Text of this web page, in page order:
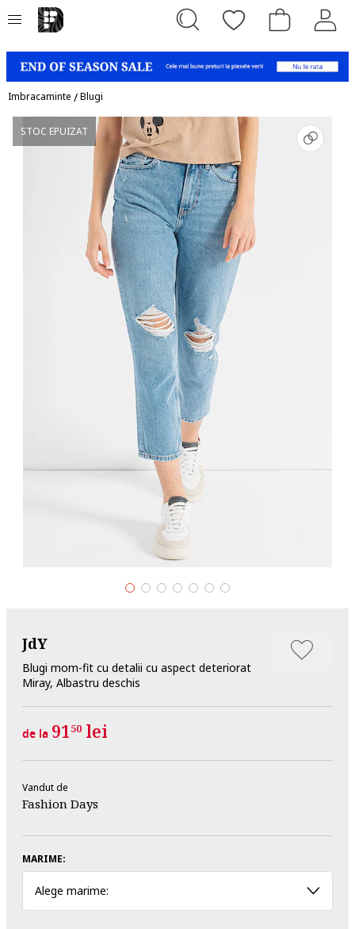
Imbracaminte /Blugi
STOC EPUIZAT
JdY
Blugi mom-fit cu detalii cu aspect deteriorat
Miray, Albastru deschis
de la 9150 lei
Vandut de
Fashion Days
MARIME:
Alege marime: